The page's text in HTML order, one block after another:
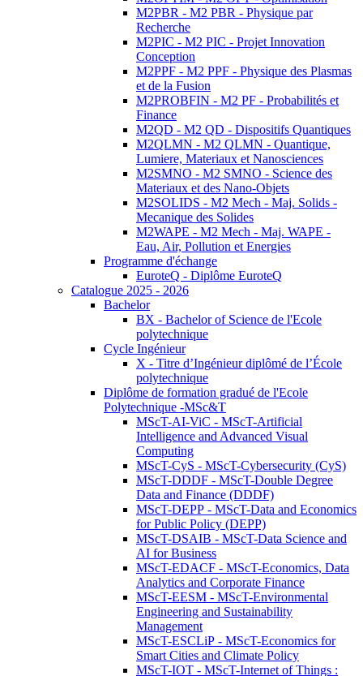
M2PBR - M2 PBR - Physique par
Recherche
M2PIC - M2 PIC - Projet Innovation
Conception
M2PPF - M2 PPF - Physique des Plasmas
et de la Fusion
M2PROBFIN - M2 PF - Probabilités et
Finance
M2QD - M2 QD - Dispositifs Quantiques
M2QLMN - M2 QLMN - Quantique,
Lumiere, Materiaux et Nanosciences
M2SMNO - M2 SMNO - Science des
Materiaux et des Nano-Objets
M2SOLIDS - M2 Mech - Maj. Solids -
Mecanique des Solides
M2WAPE - M2 Mech - Maj. WAPE -
Eau, Air, Pollution et Energies
Programme d'échange
EuroteQ - Diplôme EuroteQ
Catalogue 2025 - 2026
Bachelor
BX - Bachelor of Science de l'Ecole
polytechnique
Cycle Ingénieur
X - Titre d’Ingénieur diplômé de l’École
polytechnique
Diplôme de formation gradué de l'Ecole
Polytechnique -MSc&T
MScT-AI-ViC - MScT-Artificial
Intelligence and Advanced Visual
Computing
MScT-CyS - MScT-Cybersecurity (CyS)
MScT-DDDF - MScT-Double Degree
Data and Finance (DDDF)
MScT-DEPP - MScT-Data and Economics
for Public Policy (DEPP)
MScT-DSAIB - MScT-Data Science and
AI for Business
MScT-EDACF - MScT-Economics, Data
Analytics and Corporate Finance
MScT-EESM - MScT-Environmental
Engineering and Sustainability
Management
MScT-ESCLiP - MScT-Economics for
Smart Cities and Climate Policy
MScT-IOT - MScT-Internet of Things :